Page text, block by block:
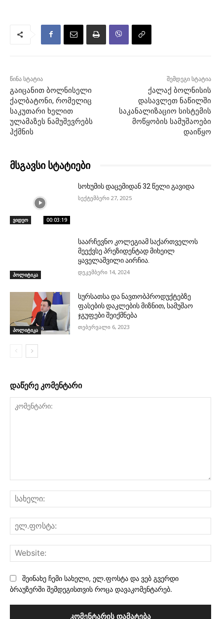
წინა სტატია
გაიცანით ბოლნისელი
ქალბატონი, რომელიც
საკუთარი ხელით
ულამაზეს ნამუშევრებს
ჰქმნის
შემდეგი სტატია
ქალაქ ბოლნისის
დასავლეთ ნაწილში
საკანალიზაციო სისტემის
მოწყობის სამუშაოები
დაიწყო
მსგავსი სტატიები
ვიდეო 00:03:19
სოხუმის დაცემიდან 32 წელი გავიდა
სექტემბერი 27, 2025
პოლიტიკა
საარჩევნო კოლეგიამ საქართველოს
მეექვსე პრეზიდენტად მიხეილ
ყაველაშვილი აირჩია.
დეკემბერი 14, 2024
პოლიტიკა
სურსათსა და ნავთობპროდუქტებზე
ფასების დაკლების მიზნით, სამუშაო
ჯგუფები შეიქმნება
თებერვალი 6, 2023
დაწერე კომენტარი
შეინახე ჩემი სახელი, ელ.ფოსტა და ვებ გვერდი
ბრაუზერში შემდეგისთვის როცა დავაკომენტარებ.